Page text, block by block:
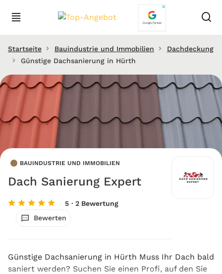
Startseite Bauindustrie und Immobilien
Dachdeckung
Günstige Dachsanierung in Hürth
BAUINDUSTRIE UND IMMOBILIEN
Dach Sanierung Expert
5 · 2 Bewertung
Bewerten
Günstige Dachsanierung in Hürth Muss Ihr Dach bald
saniert werden? Suchen Sie einen Profi, auf den Sie